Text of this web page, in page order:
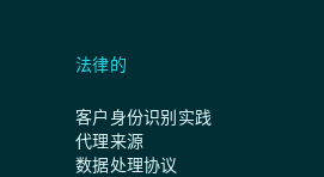
法律的
客户身份识别实践
代理来源
数据处理协议